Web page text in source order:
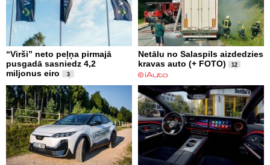
“Virši” neto peļņa pirmajā
pusgadā sasniedz 4,2
miljonus eiro
3
Netālu no Salaspils aizdedzies
kravas auto (+ FOTO)
12